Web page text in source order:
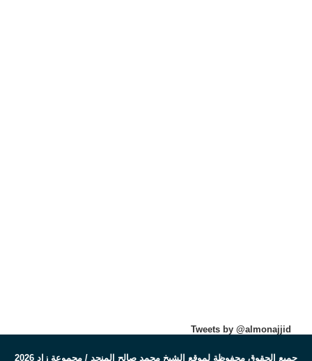
Tweets by @almonajjid
جميع الحقوق محفوظة لموقع الشيخ محمد صالح المنجد / مجموعة زاد 2026